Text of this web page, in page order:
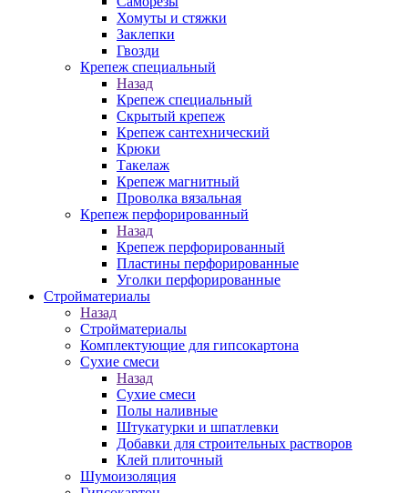
Хомуты и стяжки
Заклепки
Гвозди
Крепеж специальный
Назад
Крепеж специальный
Скрытый крепеж
Крепеж сантехнический
Крюки
Такелаж
Крепеж магнитный
Проволка вязальная
Крепеж перфорированный
Назад
Крепеж перфорированный
Пластины перфорированные
Уголки перфорированные
Стройматериалы
Назад
Стройматериалы
Комплектующие для гипсокартона
Сухие смеси
Назад
Сухие смеси
Полы наливные
Штукатурки и шпатлевки
Добавки для строительных растворов
Клей плиточный
Шумоизоляция